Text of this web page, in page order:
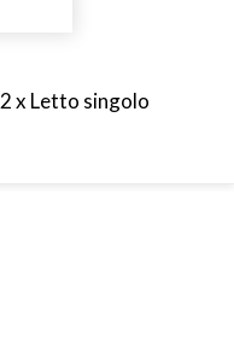
2 x Letto singolo